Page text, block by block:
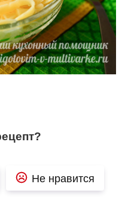
Не нравится